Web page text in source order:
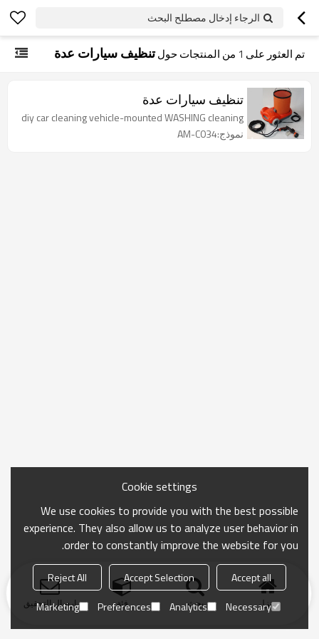
الرجاء إدخال مصطلح البحث
تم العثور على 1 من المنتجات حولتنظيف سيارات عدة
تنظيف سيارات عدة
diy car cleaning vehicle-mounted WASHING cleaning
نموذج:AM-C034
منزل بحث فئة ارسال التحقيق
Cookie settings
We use cookies to provide you with the best possible
experience. They also allow us to analyze user behavior in
order to constantly improve the website for you.
Accept all
Accept Selection
Reject All
Necessary
Analytics
Preferences
Marketing